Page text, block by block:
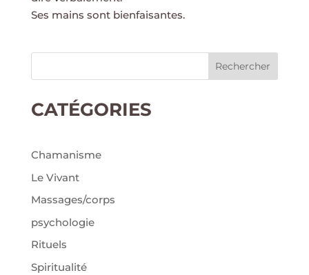
Ses mains sont bienfaisantes.
Rechercher
CATÉGORIES
Chamanisme
Le Vivant
Massages/corps
psychologie
Rituels
Spiritualité